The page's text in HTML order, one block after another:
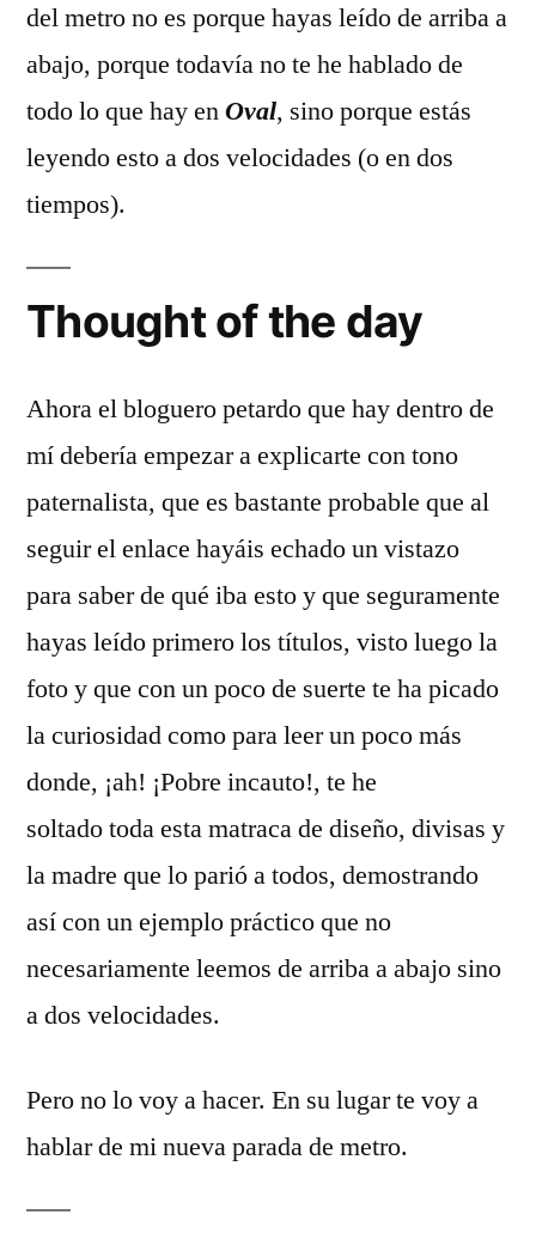
del metro no es porque hayas leído de arriba a
abajo, porque todavía no te he hablado de
todo lo que hay enOval, sino porque estás
leyendo esto a dos velocidades (o en dos
tiempos).
Thought of the day
Ahora el bloguero petardo que hay dentro de
mí debería empezar a explicarte con tono
paternalista, que es bastante probable que al
seguir el enlace hayáis echado un vistazo
para saber de qué iba esto y que seguramente
hayas leído primero los títulos, visto luego la
foto y que con un poco de suerte te ha picado
la curiosidad como para leer un poco más
donde, ¡ah! ¡Pobre incauto!, te he
soltado toda esta matraca de diseño, divisas y
la madre que lo parió a todos, demostrando
así con un ejemplo práctico que no
necesariamente leemos de arriba a abajo sino
a dos velocidades.
Pero no lo voy a hacer. En su lugar te voy a
hablar de mi nueva parada de metro.